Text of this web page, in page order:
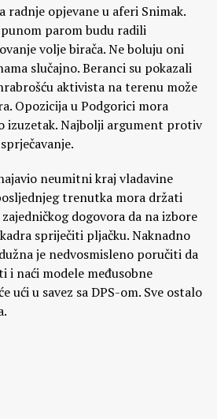
radnje opjevane u aferi Snimak.
parom budu radili
volje birača. Ne boluju oni
slučajno. Beranci su pokazali
aktivista na terenu može
Opozicija u Podgorici mora
izuzetak. Najbolji argument protiv
neumitni kraj vladavine
trenutka mora držati
dogovora da na izbore
spriječiti pljačku. Naknadno
je nedvosmisleno poručiti da
i naći modele međusobne
ući u savez sa DPS-om. Sve ostalo